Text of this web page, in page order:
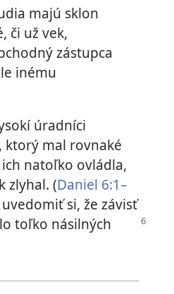
majú sklon
či už vek,
zástupca
inému
úradníci
ktorý mal rovnaké
natoľko ovládla,
zlyhal. (Daniel 6:1–
si, že závisť
toľko násilných